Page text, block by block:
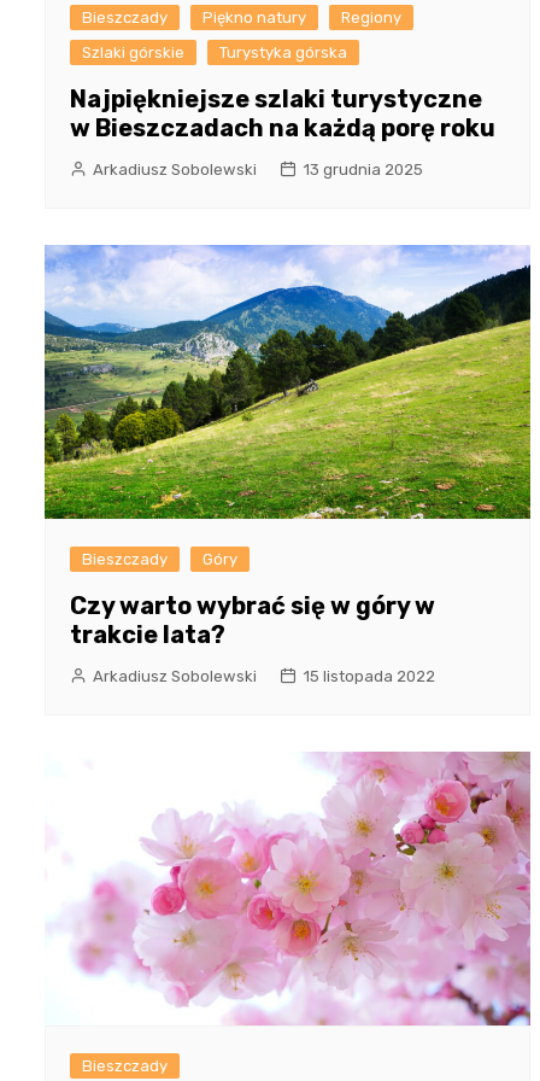
Bieszczady Piękno natury
Regiony
Szlaki górskie
Turystyka górska
Najpiękniejsze szlaki turystyczne
w Bieszczadach na każdą porę roku
Arkadiusz Sobolewski 13 grudnia 2025
Bieszczady Góry
Czy warto wybrać się w góry w
trakcie lata?
Arkadiusz Sobolewski 15 listopada 2022
Bieszczady